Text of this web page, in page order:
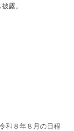
露。
和８年８月の日程